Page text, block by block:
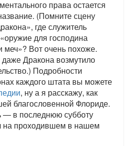
права остается
(Помните сцену
где служитель
для господина
Вот очень похоже.
Дракона возмутило
Подробности
каждого штата вы можете
, ну а я расскажу, как
благословенной Флориде.
— в последнюю субботу
на проходившем в нашем